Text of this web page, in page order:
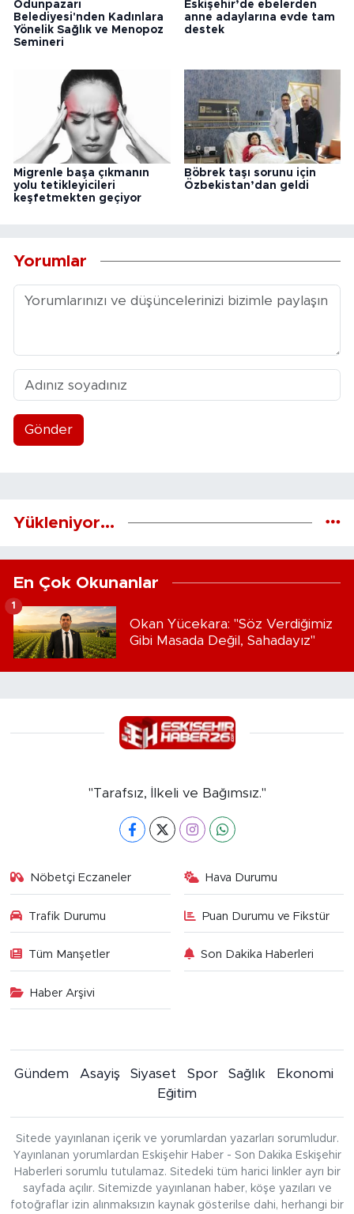
Odunpazarı
Belediyesi'nden Kadınlara
Yönelik Sağlık ve Menopoz
Semineri
Eskişehir’de ebelerden
anne adaylarına evde tam
destek
Migrenle başa çıkmanın
yolu tetikleyicileri
keşfetmekten geçiyor
Böbrek taşı sorunu için
Özbekistan’dan geldi
Yorumlar
Gönder
Yükleniyor...
En Çok Okunanlar
Okan Yücekara: "Söz Verdiğimiz
Gibi Masada Değil, Sahadayız"
1
"Tarafsız, İlkeli ve Bağımsız."
Nöbetçi Eczaneler Hava Durumu
Trafik Durumu Puan Durumu ve Fikstür
Tüm Manşetler Son Dakika Haberleri
Haber Arşivi
Gündem Asayiş Siyaset Spor Sağlık
Ekonomi
Eğitim
Sitede yayınlanan içerik ve yorumlardan yazarları sorumludur.
Yayınlanan yorumlardan Eskişehir Haber - Son Dakika Eskişehir
Haberleri sorumlu tutulamaz. Sitedeki tüm harici linkler ayrı bir
sayfada açılır. Sitemizde yayınlanan haber, köşe yazıları ve
fotoğraflar izin alınmaksızın kaynak gösterilse dahi, herhangi bir